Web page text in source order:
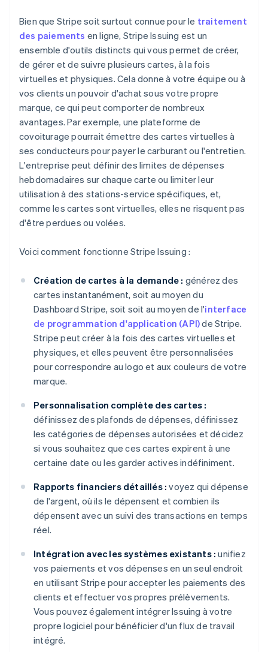
Bien que Stripe soit surtout connue pour le traitement
des paiements en ligne, Stripe Issuing est un
ensemble d'outils distincts qui vous permet de créer,
de gérer et de suivre plusieurs cartes, à la fois
virtuelles et physiques. Cela donne à votre équipe ou à
vos clients un pouvoir d'achat sous votre propre
marque, ce qui peut comporter de nombreux
avantages. Par exemple, une plateforme de
covoiturage pourrait émettre des cartes virtuelles à
ses conducteurs pour payer le carburant ou l'entretien.
L'entreprise peut définir des limites de dépenses
hebdomadaires sur chaque carte ou limiter leur
utilisation à des stations-service spécifiques, et,
comme les cartes sont virtuelles, elles ne risquent pas
d'être perdues ou volées.
Voici comment fonctionne Stripe Issuing :
Création de cartes à la demande : générez des
cartes instantanément, soit au moyen du
Dashboard Stripe, soit soit au moyen de l'interface
de programmation d'application (API)de Stripe.
Stripe peut créer à la fois des cartes virtuelles et
physiques, et elles peuvent être personnalisées
pour correspondre au logo et aux couleurs de votre
marque.
Personnalisation complète des cartes :
définissez des plafonds de dépenses, définissez
les catégories de dépenses autorisées et décidez
si vous souhaitez que ces cartes expirent à une
certaine date ou les garder actives indéfiniment.
Rapports financiers détaillés : voyez qui dépense
de l'argent, où ils le dépensent et combien ils
dépensent avec un suivi des transactions en temps
réel.
Intégration avec les systèmes existants : unifiez
vos paiements et vos dépenses en un seul endroit
en utilisant Stripe pour accepter les paiements des
clients et effectuer vos propres prélèvements.
Vous pouvez également intégrer Issuing à votre
propre logiciel pour bénéficier d'un flux de travail
intégré.